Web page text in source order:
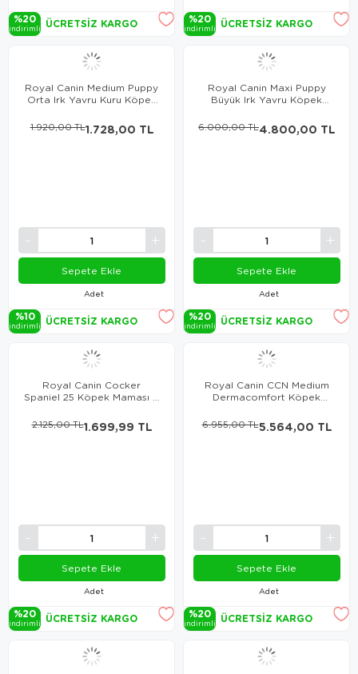
%20
i̇ndi̇ri̇mli̇ ÜCRETSIZ KARGO %20
i̇ndi̇ri̇mli̇ ÜCRETSIZ KARGO
Royal Canin Medium Puppy
Orta Irk Yavru Kuru Köpek
Adet
1.728,00 TL
1.920,00 TL
Sepete Ekle
%10
i̇ndi̇ri̇mli̇ ÜCRETSIZ KARGO
Royal Canin Maxi Puppy
Büyük Irk Yavru Köpek
Adet
4.800,00 TL
6.000,00 TL
Sepete Ekle
%20
i̇ndi̇ri̇mli̇ ÜCRETSIZ KARGO
Royal Canin Cocker
Spaniel 25 Köpek Maması 3
Adet
1.699,99 TL
2.125,00 TL
Sepete Ekle
%20
i̇ndi̇ri̇mli̇ ÜCRETSIZ KARGO
Royal Canin CCN Medium
Dermacomfort Köpek
Adet
5.564,00 TL
6.955,00 TL
Sepete Ekle
%20
i̇ndi̇ri̇mli̇ ÜCRETSIZ KARGO